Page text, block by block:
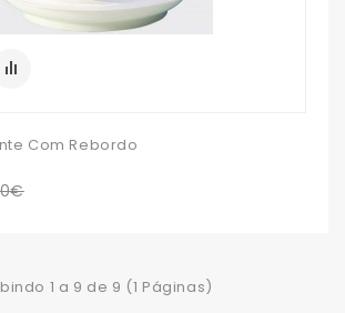
Com Rebordo
1 a 9 de 9 (1 Páginas)